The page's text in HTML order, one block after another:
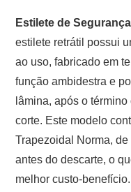
Estilete de
estilete retrátil possui
ao uso, fabricado em
função ambidestra e
lâmina, após o
corte. Este modelo
Trapezoidal Norma,
antes do descarte, o
melhor custo-